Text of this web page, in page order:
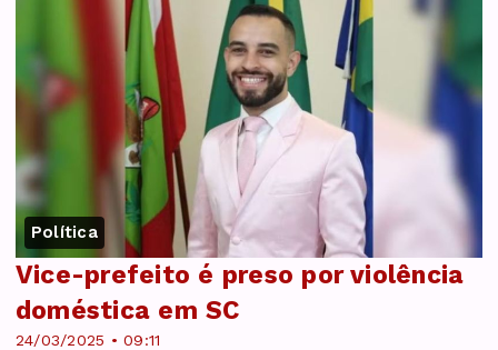
Política
24/03/2025 • 09:11
Vice-prefeito é preso por violência
doméstica em SC